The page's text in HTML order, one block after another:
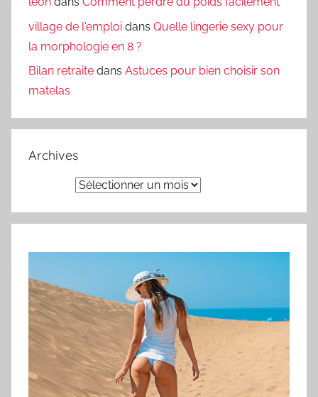
village de l'emploi dans Quelle lingerie sexy pour
la morphologie en 8 ?
Bilan retraite dans Astuces pour bien choisir son
matelas
Archives